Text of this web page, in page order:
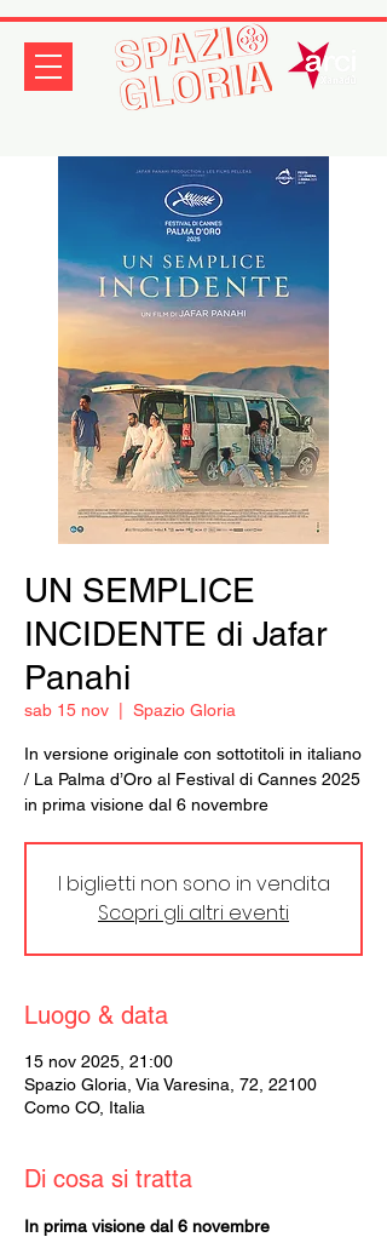
UN SEMPLICE
INCIDENTE di Jafar
Panahi
sab 15 nov Spazio Gloria
In versione originale con sottotitoli in italiano
/ La Palma d’Oro al Festival di Cannes 2025
in prima visione dal 6 novembre
I biglietti non sono in vendita
Scopri gli altri eventi
Luogo & data
15 nov 2025, 21:00
Spazio Gloria, Via Varesina, 72, 22100
Como CO, Italia
Di cosa si tratta
In prima visione dal 6 novembre